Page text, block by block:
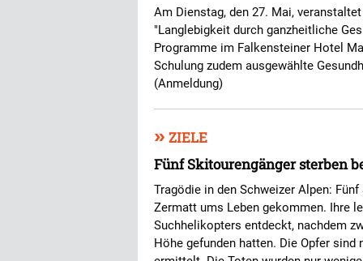
Am Dienstag, den 27. Mai,
"Langlebigkeit durch ganzheitliche
Programme im Falkensteiner Hotel
Schulung zudem ausgewählte
(Anmeldung)
» ZIELE
Fünf Skitourengänger sterben
Tragödie in den Schweizer Alpen:
Zermatt ums Leben gekommen. Ihre
Suchhelikopters entdeckt, nachdem
Höhe gefunden hatten. Die Opfer